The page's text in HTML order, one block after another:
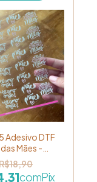
Adesivo DTF
Mães -
"Frases
MOM09
comPix